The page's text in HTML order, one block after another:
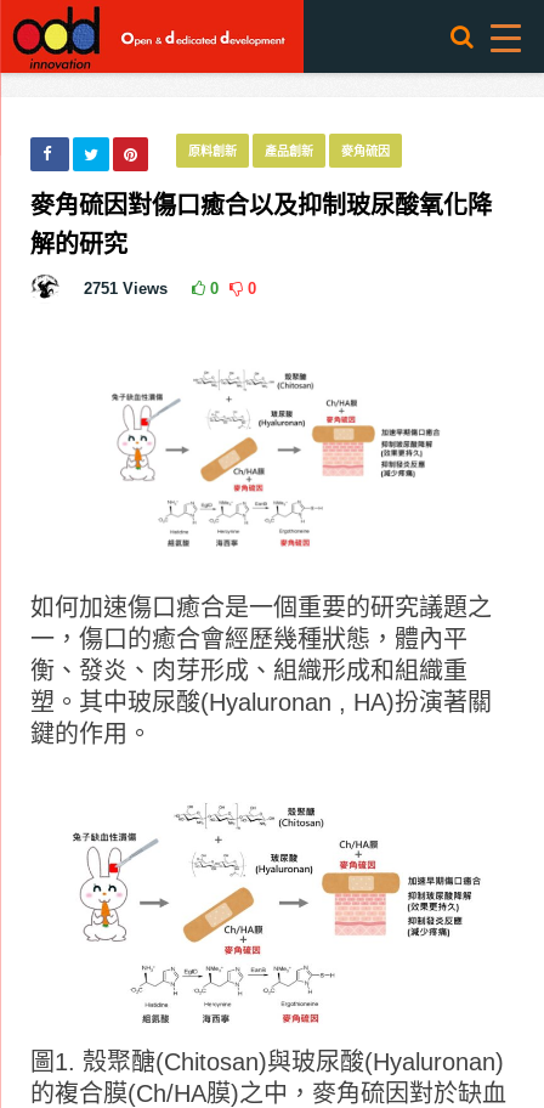
原料創新 產品創新 麥角硫因
麥角硫因對傷口癒合以及抑制玻尿酸氧化降
解的研究
2751 Views 0 0
如何加速傷口癒合是一個重要的研究議題之
一，傷口的癒合會經歷幾種狀態，體內平
衡、發炎、肉芽形成、組織形成和組織重
塑。其中玻尿酸(Hyaluronan , HA)扮演著關
鍵的作用。
圖1. 殼聚醣(Chitosan)與玻尿酸(Hyaluronan)
的複合膜(Ch/HA膜)之中，麥角硫因對於缺血